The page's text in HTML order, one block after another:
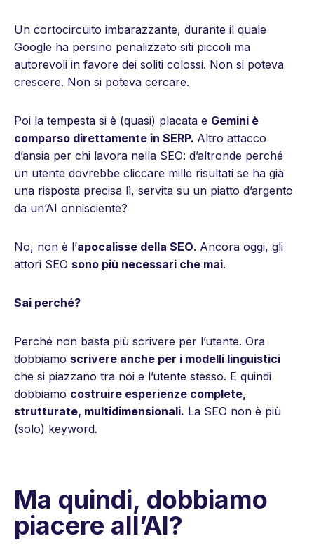
Un cortocircuito imbarazzante, durante il quale
Google ha persino penalizzato siti piccoli ma
autorevoli in favore dei soliti colossi. Non si poteva
crescere. Non si poteva cercare.
Poi la tempesta si è (quasi) placata e Gemini è
comparso direttamente in SERP. Altro attacco
d’ansia per chi lavora nella SEO: d’altronde perché
un utente dovrebbe cliccare mille risultati se ha già
una risposta precisa lì, servita su un piatto d’argento
da un’AI onnisciente?
No, non è l’apocalisse della SEO. Ancora oggi, gli
attori SEO sono più necessari che mai.
Sai perché?
Perché non basta più scrivere per l’utente. Ora
dobbiamo scrivere anche per i modelli linguistici
che si piazzano tra noi e l’utente stesso. E quindi
dobbiamo costruire esperienze complete,
strutturate, multidimensionali. La SEO non è più
(solo) keyword.
Ma quindi, dobbiamo
piacere all’AI?